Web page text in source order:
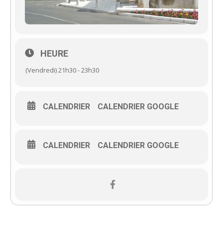
HEURE
(Vendredi) 21h30 - 23h30
CALENDRIER CALENDRIER GOOGLE
CALENDRIER CALENDRIER GOOGLE